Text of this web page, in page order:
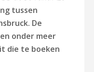
tussen
De
onder meer
die te boeken